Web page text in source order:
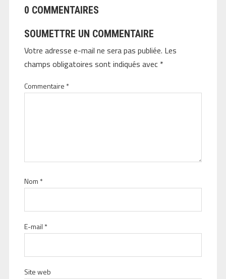
0 COMMENTAIRES
SOUMETTRE UN COMMENTAIRE
Votre adresse e-mail ne sera pas publiée. Les
champs obligatoires sont indiqués avec *
Commentaire *
Nom *
E-mail *
Site web